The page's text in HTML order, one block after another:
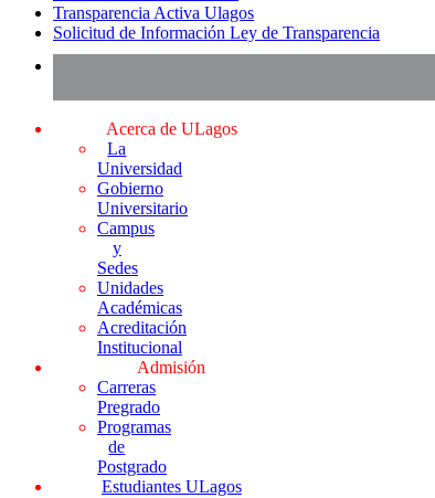
Transparencia Activa Ulagos
Solicitud de Información Ley de Transparencia
Acerca de ULagos
La
Universidad
Gobierno
Universitario
Campus
y
Sedes
Unidades
Académicas
Acreditación
Institucional
Admisión
Carreras
Pregrado
Programas
de
Postgrado
Estudiantes ULagos